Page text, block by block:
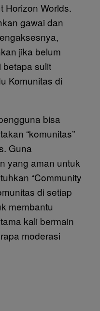
Horizon Worlds.
gawai dan
jika belum
sulit
Komunitas di
bisa
“komunitas”
Guna
yang aman untuk
“Community
di setiap
membantu
kali bermain
moderasi